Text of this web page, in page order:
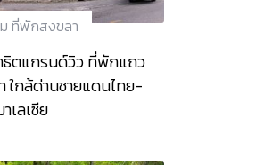
ที่พักสงขลา
ธิตแกรนด์วิว ที่พักแถว
ใกล้ด่านชายแดนไทย-
เลเซีย